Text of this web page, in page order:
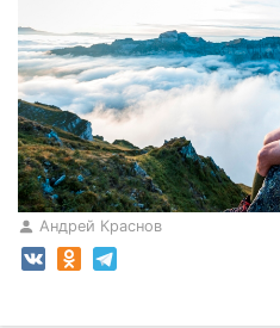
Андрей Краснов